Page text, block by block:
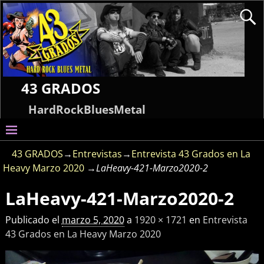
43 GRADOS
HardRockBluesMetal
43 GRADOS→Entrevistas→Entrevista 43 Grados en La
Heavy Marzo 2020 →LaHeavy-421-Marzo2020-2
Navegador de imágenes
LaHeavy-421-Marzo2020-2
Publicado el marzo 5, 2020a 1920 × 1721 en Entrevista
43 Grados en La Heavy Marzo 2020